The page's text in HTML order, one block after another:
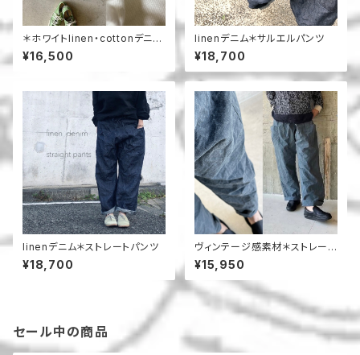
＊ホワイトlinen・cottonデニム
＊ストレートパンツ
¥16,500
linenデニム＊サルエルパンツ
¥18,700
linenデニム＊ストレートパンツ
¥18,700
ヴィンテージ感素材＊ストレート
パンツ
¥15,950
セール中の商品